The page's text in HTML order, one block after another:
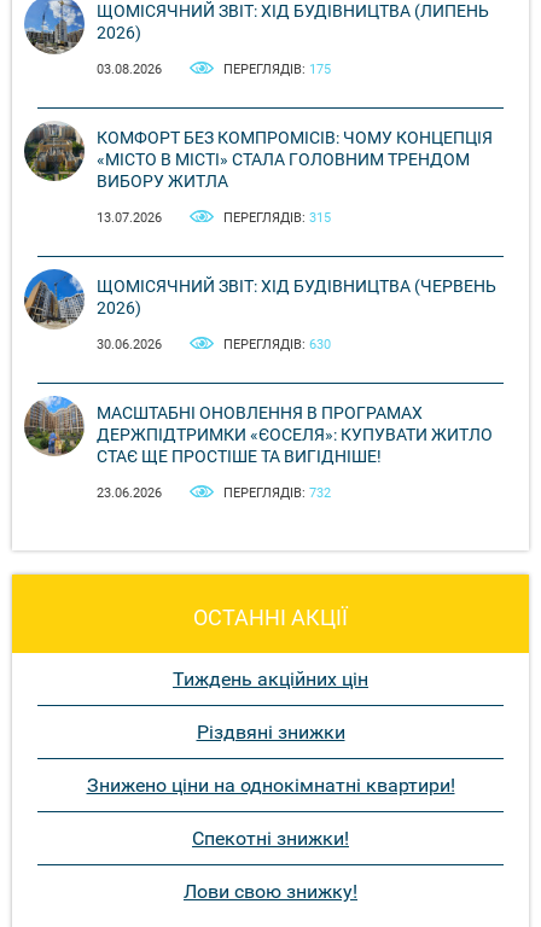
ЩОМІСЯЧНИЙ ЗВІТ: ХІД БУДІВНИЦТВА (ЛИПЕНЬ
2026)
03.08.2026 ПЕРЕГЛЯДІВ: 175
КОМФОРТ БЕЗ КОМПРОМІСІВ: ЧОМУ КОНЦЕПЦІЯ
«МІСТО В МІСТІ» СТАЛА ГОЛОВНИМ ТРЕНДОМ
ВИБОРУ ЖИТЛА
13.07.2026 ПЕРЕГЛЯДІВ: 315
ЩОМІСЯЧНИЙ ЗВІТ: ХІД БУДІВНИЦТВА (ЧЕРВЕНЬ
2026)
30.06.2026 ПЕРЕГЛЯДІВ: 630
МАСШТАБНІ ОНОВЛЕННЯ В ПРОГРАМАХ
ДЕРЖПІДТРИМКИ «ЄОСЕЛЯ»: КУПУВАТИ ЖИТЛО
СТАЄ ЩЕ ПРОСТІШЕ ТА ВИГІДНІШЕ!
23.06.2026 ПЕРЕГЛЯДІВ: 732
ОСТАННІ АКЦІЇ
Тиждень акційних цін
Різдвяні знижки
Знижено ціни на однокімнатні квартири!
Спекотні знижки!
Лови свою знижку!